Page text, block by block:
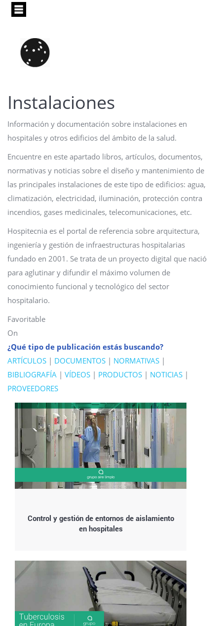
Pasar
principal
Instalaciones
Información y documentación sobre instalaciones en
hospitales y otros edificios del ámbito de la salud.
Encuentre en este apartado libros, artículos, documentos,
normativas y noticias sobre el diseño y mantenimiento de
las principales instalaciones de este tipo de edificios: agua,
climatización, electricidad, iluminación, protección contra
incendios, gases medicinales, telecomunicaciones, etc.
Hospitecnia es el portal de referencia sobre arquitectura,
ingeniería y gestión de infraestructuras hospitalarias
fundado en 2001. Se trata de un proyecto digital que nació
para aglutinar y difundir el máximo volumen de
conocimiento funcional y tecnológico del sector
hospitalario.
Favoritable
On
¿Qué tipo de publicación estás buscando?
ARTÍCULOS | DOCUMENTOS | NORMATIVAS |
BIBLIOGRAFÍA | VÍDEOS | PRODUCTOS | NOTICIAS |
PROVEEDORES
Control y gestión de entornos de aislamiento
en hospitales